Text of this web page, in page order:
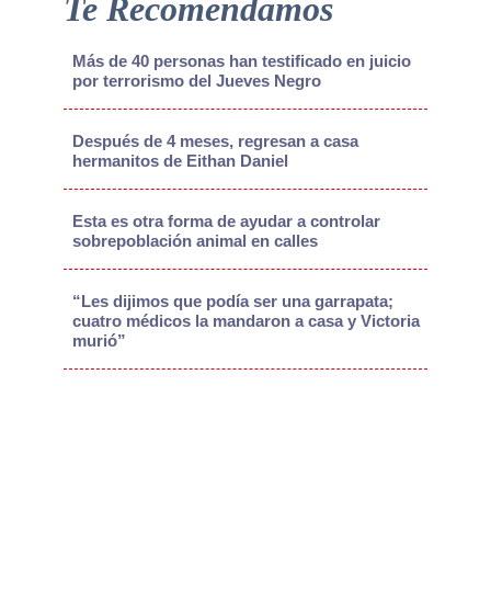
Te Recomendamos
Más de 40 personas han testificado en juicio
por terrorismo del Jueves Negro
Después de 4 meses, regresan a casa
hermanitos de Eithan Daniel
Esta es otra forma de ayudar a controlar
sobrepoblación animal en calles
“Les dijimos que podía ser una garrapata;
cuatro médicos la mandaron a casa y Victoria
murió”